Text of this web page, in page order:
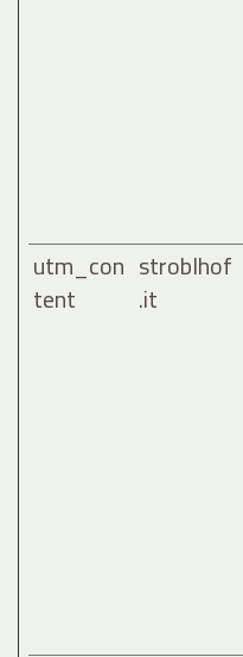
utm_con
tent
stroblhof
.it